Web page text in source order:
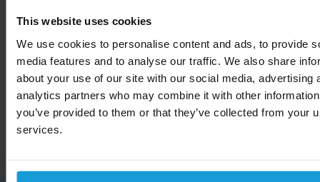
This website uses cookies
We use cookies to personalise content and ads, to provide
media features and to analyse our traffic. We also share
about your use of our site with our social media, advertising
analytics partners who may combine it with other
you’ve provided to them or that they’ve collected from your
services.
voor bedrijven uit bijna alle landen in de wereld. Kom
niet voor verassingen te staan en laat ons het bedrijf
checken. Mocht u een kredietcheck uit een ander
land dan Brazilië nodig hebben, bekijk dan
onscomplete landen overzicht.